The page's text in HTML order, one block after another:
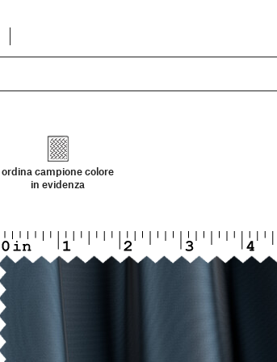
ordina campione colore
in evidenza